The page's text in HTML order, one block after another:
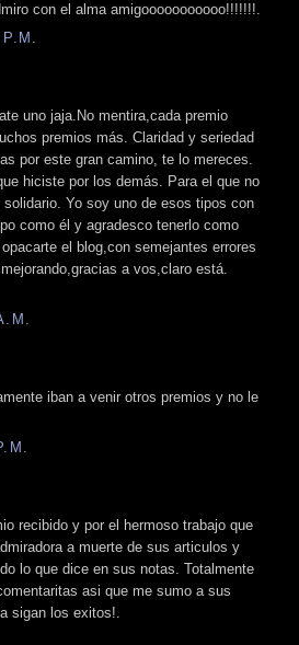
con el alma amigooooooooooo!!!!!!!.
uno jaja.No mentira,cada premio
premios más. Claridad y seriedad
por este gran camino, te lo mereces.
hiciste por los demás. Para el que no
Yo soy uno de esos tipos con
como él y agradesco tenerlo como
el blog,con semejantes errores
a vos,claro está.
iban a venir otros premios y no le
recibido y por el hermoso trabajo que
a muerte de sus articulos y
lo que dice en sus notas. Totalmente
asi que me sumo a sus
sigan los exitos!.